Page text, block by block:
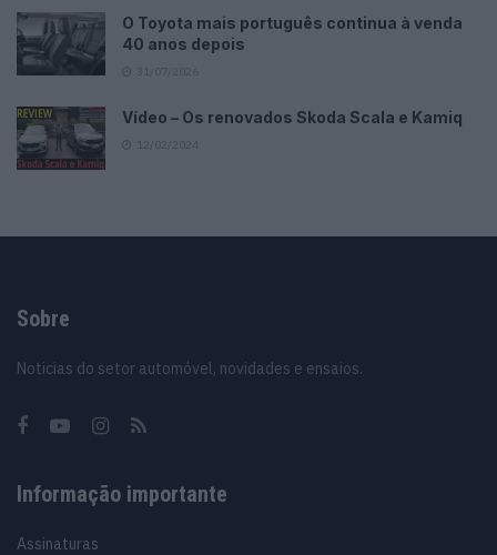
O Toyota mais português continua à venda
40 anos depois
Vídeo – Os renovados Skoda Scala e Kamiq
Sobre
Noticias do setor automóvel, novidades e ensaios.
Informação importante
Assinaturas